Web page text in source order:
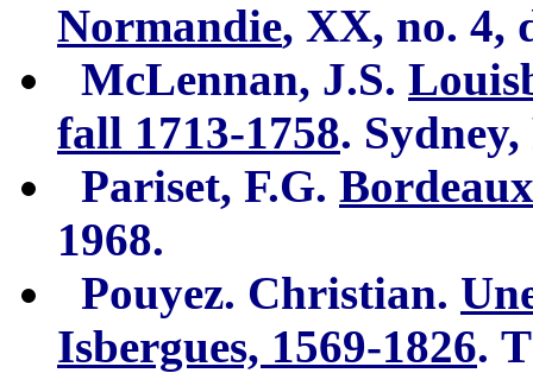
Normandie, XX, no. 4,
McLennan, J.S.
fall 1713-1758.
Pariset, F.G. Bordeaux
1968.
Pouyez. Christian.
Isbergues, 1569-1826.